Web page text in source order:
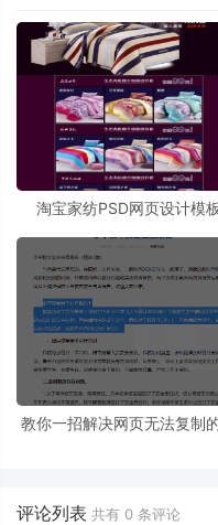
淘宝家纺PSD网页设计模板
教你一招解决网页无法复制
评论列表 共有 0 条评论